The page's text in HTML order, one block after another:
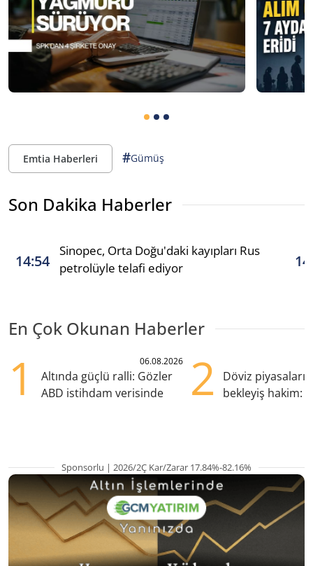
Emtia Haberleri #Gümüş
Son Dakika Haberler
14:54
Sinopec, Orta Doğu'daki kayıpları Rus
petrolüyle telafi ediyor
En Çok Okunan Haberler
1 06.08.2026
Altında güçlü ralli: Gözler
ABD istihdam verisinde
2
Döviz
bekleyiş hakim:
Sponsorlu | 2026/2Ç Kar/Zarar 17.84%-82.16%